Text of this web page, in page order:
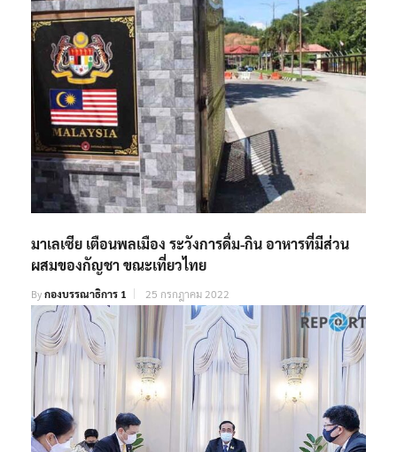
มาเลเซีย เตือนพลเมือง ระวังการดื่ม-กิน อาหารที่มีส่วน
ผสมของกัญชา ขณะเที่ยวไทย
Byกองบรรณาธิการ 1 25 กรกฎาคม 2022